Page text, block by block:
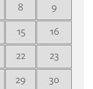
8
9
15
16
22
23
29
30